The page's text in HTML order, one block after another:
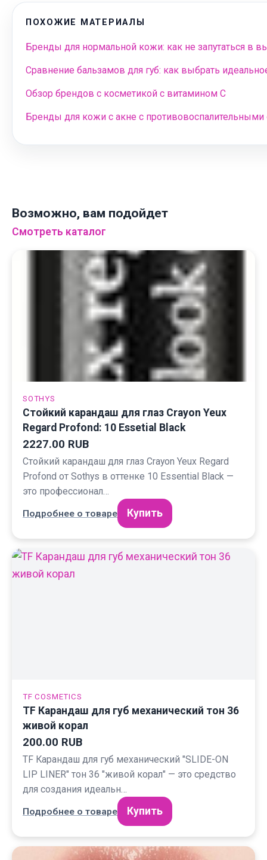
ПОХОЖИЕ МАТЕРИАЛЫ
Бренды для нормальной кожи: как не запутаться в
Сравнение бальзамов для губ: как выбрать
Обзор брендов с косметикой с витамином С
Бренды для кожи с акне с противовоспалительными
Возможно, вам подойдет
Смотреть каталог
SOTHYS
Стойкий карандаш для глаз Crayon Yeux
Regard Profond: 10 Essetial Black
2227.00 RUB
Стойкий карандаш для глаз Crayon Yeux Regard
Profond от Sothys в оттенке 10 Essential Black —
это профессионал…
Подробнее о товаре Купить
TF COSMETICS
TF Карандаш для губ механический тон 36
живой корал
200.00 RUB
TF Карандаш для губ механический "SLIDE-ON
LIP LINER" тон 36 "живой корал" — это средство
для создания идеальн…
Подробнее о товаре Купить